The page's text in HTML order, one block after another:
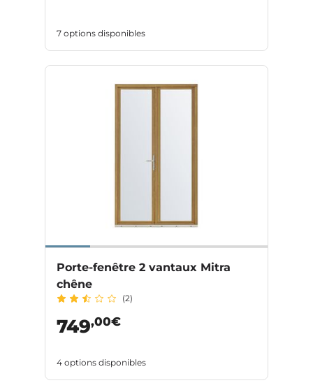
7 options disponibles
Porte-fenêtre 2 vantaux Mitra
chêne
(2)
749,00€
4 options disponibles